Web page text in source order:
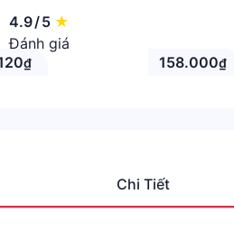
4.9/5 ★
Đánh giá
₫ 158.000₫
Chi Tiết